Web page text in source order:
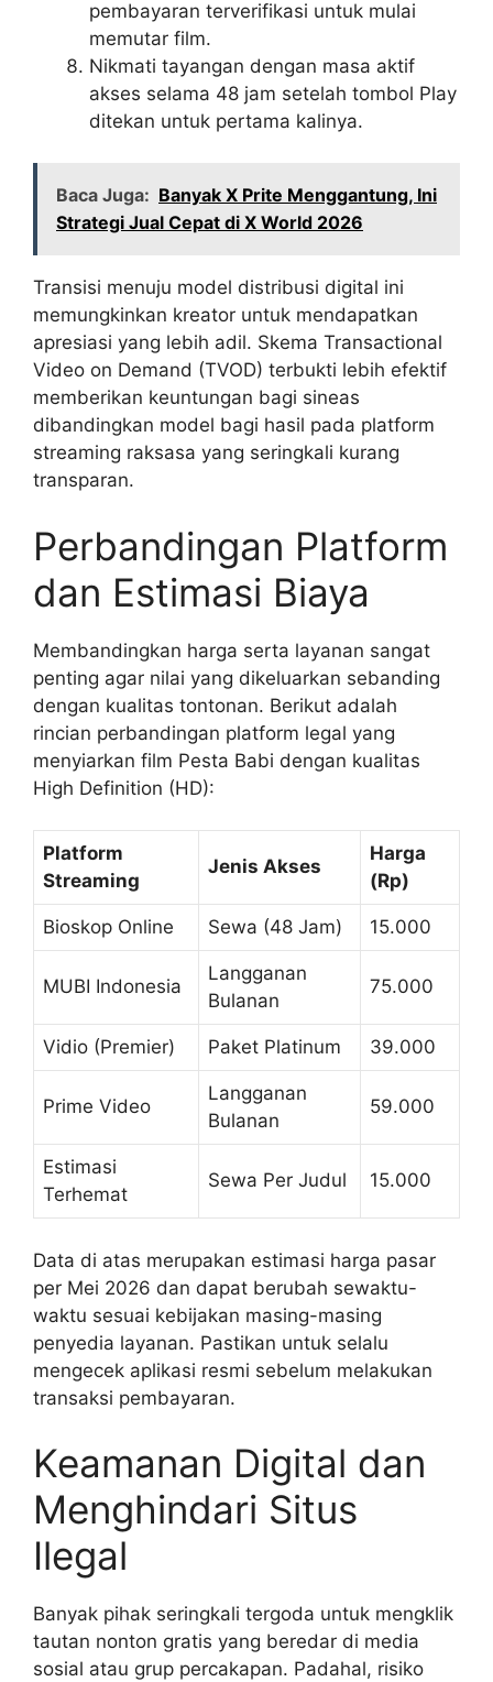
pembayaran terverifikasi untuk mulai
memutar film.
Nikmati tayangan dengan masa aktif
akses selama 48 jam setelah tombol Play
ditekan untuk pertama kalinya.
Baca Juga: Banyak X Prite Menggantung, Ini
Strategi Jual Cepat di X World 2026
Transisi menuju model distribusi digital ini
memungkinkan kreator untuk mendapatkan
apresiasi yang lebih adil. Skema Transactional
Video on Demand (TVOD) terbukti lebih efektif
memberikan keuntungan bagi sineas
dibandingkan model bagi hasil pada platform
streaming raksasa yang seringkali kurang
transparan.
Perbandingan Platform
dan Estimasi Biaya
Membandingkan harga serta layanan sangat
penting agar nilai yang dikeluarkan sebanding
dengan kualitas tontonan. Berikut adalah
rincian perbandingan platform legal yang
menyiarkan film Pesta Babi dengan kualitas
High Definition (HD):
Platform
Streaming
Jenis Akses
Harga
(Rp)
Bioskop Online Sewa (48 Jam) 15.000
MUBI Indonesia
Langganan
Bulanan
75.000
Vidio (Premier) Paket Platinum 39.000
Prime Video
Langganan
Bulanan
59.000
Estimasi
Terhemat
Sewa Per Judul 15.000
Data di atas merupakan estimasi harga pasar
per Mei 2026 dan dapat berubah sewaktu-
waktu sesuai kebijakan masing-masing
penyedia layanan. Pastikan untuk selalu
mengecek aplikasi resmi sebelum melakukan
transaksi pembayaran.
Keamanan Digital dan
Menghindari Situs
Ilegal
Banyak pihak seringkali tergoda untuk mengklik
tautan nonton gratis yang beredar di media
sosial atau grup percakapan. Padahal, risiko